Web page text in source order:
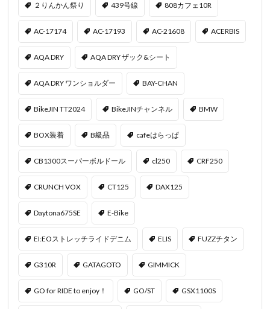
２りんかん祭り 439号線 808カフェ10R
AC-17174 AC-17193 AC-21608 ACERBIS
AQA DRY AQA DRY ザック&シート
AQA DRY ワンショルダー BAY-CHAN
BikeJIN TT2024 BikeJINチャンネル BMW
BOX装着 B級品 cafeはらっぱ
CB1300スーパーボルドール cl250 CRF250
CRUNCH VOX CT125 DAX125
Daytona675SE E-Bike
EI:EOストレッチライドデニム ELIS FUZZチタン
G310R GATAGOTO GIMMICK
GO for RIDE to enjoy！ GO/ST GSX1100S